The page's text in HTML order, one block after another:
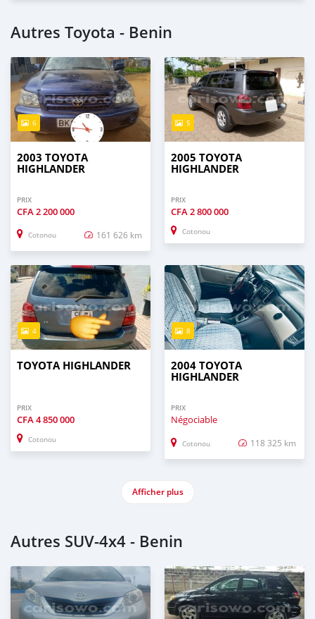
Autres Toyota - Benin
6
2003 TOYOTA
HIGHLANDER
PRIX
CFA2 200 000
Cotonou 161 626 km
5
2005 TOYOTA
HIGHLANDER
PRIX
CFA2 800 000
Cotonou
4
TOYOTA HIGHLANDER
PRIX
CFA4 850 000
Cotonou
8
2004 TOYOTA
HIGHLANDER
PRIX
Négociable
Cotonou 118 325 km
Afficher plus
Autres SUV‒4x4 - Benin